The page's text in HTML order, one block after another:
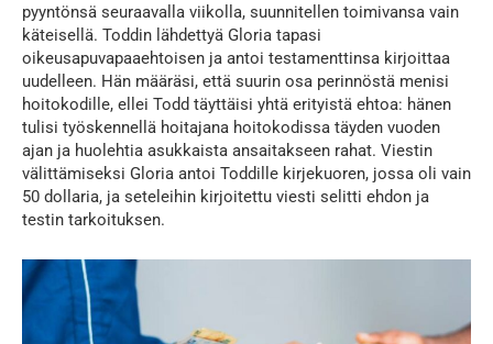
pyyntönsä seuraavalla viikolla, suunnitellen toimivansa vain
käteisellä. Toddin lähdettyä Gloria tapasi
oikeusapuvapaaehtoisen ja antoi testamenttinsa kirjoittaa
uudelleen. Hän määräsi, että suurin osa perinnöstä menisi
hoitokodille, ellei Todd täyttäisi yhtä erityistä ehtoa: hänen
tulisi työskennellä hoitajana hoitokodissa täyden vuoden
ajan ja huolehtia asukkaista ansaitakseen rahat. Viestin
välittämiseksi Gloria antoi Toddille kirjekuoren, jossa oli vain
50 dollaria, ja seteleihin kirjoitettu viesti selitti ehdon ja
testin tarkoituksen.